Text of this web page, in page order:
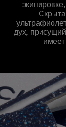
дух,